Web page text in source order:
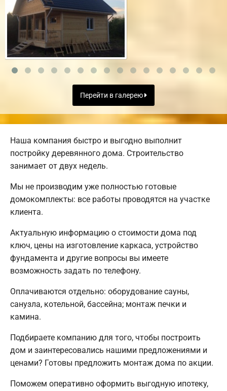
Перейти в галерею
Наша компания быстро и выгодно выполнит
постройку деревянного дома. Строительство
занимает от двух недель.
Мы не производим уже полностью готовые
домокомплекты: все работы проводятся на участке
клиента.
Актуальную информацию о стоимости дома под
ключ, цены на изготовление каркаса, устройство
фундамента и другие вопросы вы имеете
возможность задать по телефону.
Оплачиваются отдельно: оборудование сауны,
санузла, котельной, бассейна; монтаж печки и
камина.
Подбираете компанию для того, чтобы построить
дом и заинтересовались нашими предложениями и
ценами? Готовы предложить монтаж дома по акции.
Поможем оперативно оформить выгодную ипотеку,